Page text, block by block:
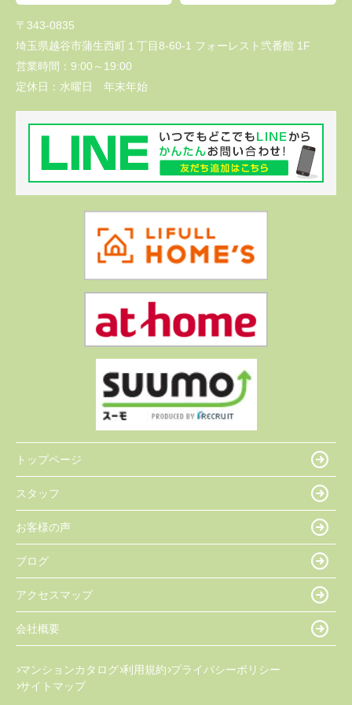
〒343-0835
埼玉県越谷市蒲生西町１丁目8-60-1 フォーレスト弐番館 1F
営業時間： 9:00～19:00
定休日： 水曜日 年末年始
トップページ
スタッフ
お客様の声
ブログ
アクセスマップ
会社概要
マンションカタログ 利用規約 プライバシーポリシー
サイトマップ